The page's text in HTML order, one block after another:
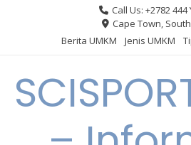
Call Us: +2782 444
Cape Town,
Berita UMKM
Jenis UMKM